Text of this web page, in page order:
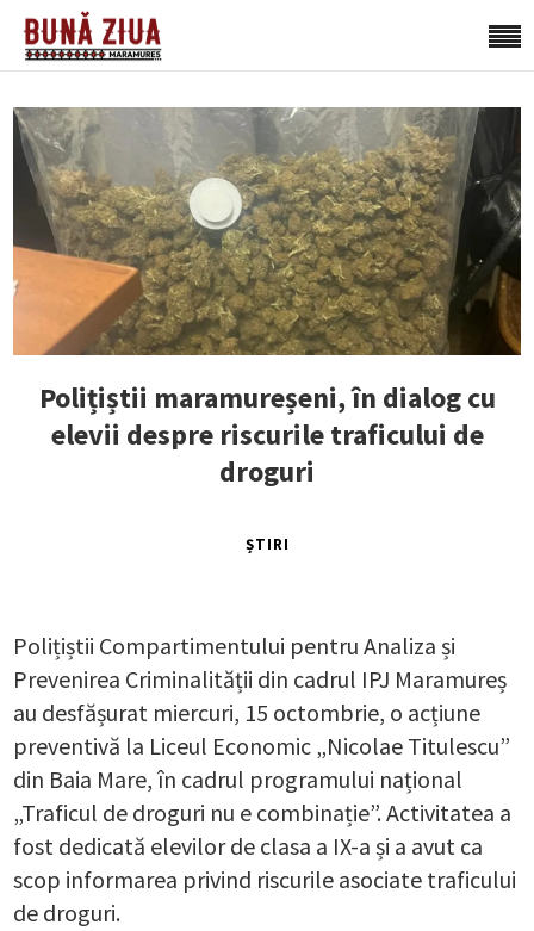
Polițiștii maramureșeni, în dialog cu
elevii despre riscurile traficului de
droguri
ȘTIRI
Polițiștii Compartimentului pentru Analiza și
Prevenirea Criminalității din cadrul IPJ Maramureș
au desfășurat miercuri, 15 octombrie, o acțiune
preventivă la Liceul Economic „Nicolae Titulescu”
din Baia Mare, în cadrul programului național
„Traficul de droguri nu e combinație”. Activitatea a
fost dedicată elevilor de clasa a IX-a și a avut ca
scop informarea privind riscurile asociate traficului
de droguri.